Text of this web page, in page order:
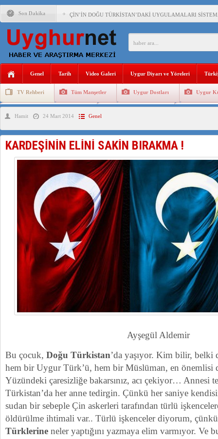
Son Dakika ÇİN’İN DOĞU TÜRKİSTAN’DAKİ UYGULAMALARI
DİYANET AKADEMİSİ BAŞKANI DOÇ.DR.KAAN : DOĞU
ÇİN’İN UYGUR POLİTİKALARINI ÖVEN DİYANET
MHP’DEN URUMÇİ KATLİAMI MESAJİ : 05.07.2009
İŞGALCİ ÇİN’DEN “FETİHLER SULTANI
SAADET PARTİSİ İLÇE BAŞKANI : TEMMUZ AYI,DOĞU
İŞGALCİ ÇİN,DOĞU TÜRKİSTAN’DA EN AZ 143 BİN
Genel Tarih Video Galeri Uygur Diyarı ve Yöreleri
TV Rehberi Tüm Manşetler Uygur Dostları Uygur
Uygurlarda Düğün ve Cenaze
Hamit 24 Mart 2014 Genel
KARDEŞİNİN ELİNİ SAKİN BIRAKMA !
Ayşegül Aldemir
Bu çocuk, Doğu Türkistan’da yaşıyor. Kim bilir, belki
hem bir Uygur Türk’ü, hem bir Müslüman, en
Yüzündeki çaresizliğe bakarsınız, acı çekiyor… Annesi
Türkistan’da her anne tedirgin. Çünkü her saniye
sudan bir sebeple Çin askerleri tarafından türlü
öldürülme ihtimali var.. Türlü işkenceler diyorum,
Türklerine neler yaptığını yazmaya elim varmıyor. Ve